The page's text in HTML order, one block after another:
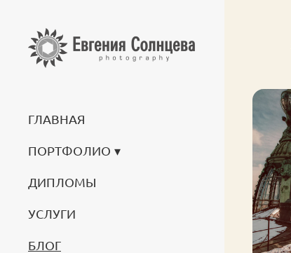
ГЛАВНАЯ
ПОРТФОЛИО
ДИПЛОМЫ
УСЛУГИ
БЛОГ